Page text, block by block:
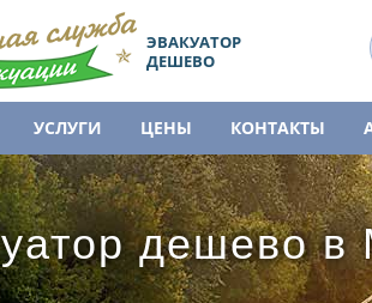
ЭВАКУАТОР
ДЕШЕВО
УСЛУГИ ЦЕНЫ КОНТАКТЫ
дешево в